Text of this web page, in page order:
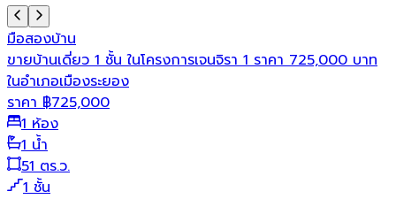
มือสองบ้าน
ขายบ้านเดี่ยว 1 ชั้น ในโครงการเจนจิรา 1 ราคา 725,000 บาท
ในอำเภอเมืองระยอง
ราคา ฿725,000
1 ห้อง
1 น้ำ
51 ตร.ว.
1 ชั้น